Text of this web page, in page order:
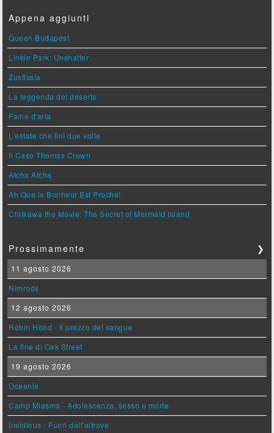
Appena aggiunti
Queen Budapest
Linkin Park: Unshatter
Zustissia
La leggenda del deserto
Fame d'aria
L'estate che finì due volte
Il Caso Thomas Crown
Atcha Atcha
Ah Que le Bonheur Est Proche!
Chiikawa the Movie: The Secret of Mermaid Island
Prossimamente ❯
11 agosto 2026
Nimrods
12 agosto 2026
Robin Hood - Il prezzo del sangue
La fine di Oak Street
19 agosto 2026
Oceania
Camp Miasma - Adolescenza, sesso e morte
Insidious - Fuori dall'altrove